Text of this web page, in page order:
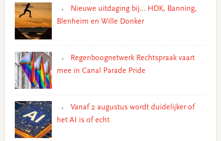
Nieuwe uitdaging bij… HDK, Banning,
Blenheim en Wille Donker
Regenboognetwerk Rechtspraak vaart
mee in Canal Parade Pride
Vanaf 2 augustus wordt duidelijker of
het AI is of echt